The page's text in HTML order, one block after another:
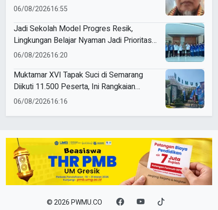
06/08/202616:55
Jadi Sekolah Model Progres Resik,
Lingkungan Belajar Nyaman Jadi Prioritas
Smamio Gresik
06/08/202616:20
Muktamar XVI Tapak Suci di Semarang
Diikuti 11.500 Peserta, Ini Rangkaian
Agendanya
06/08/202616:16
© 2026 PWMU.CO